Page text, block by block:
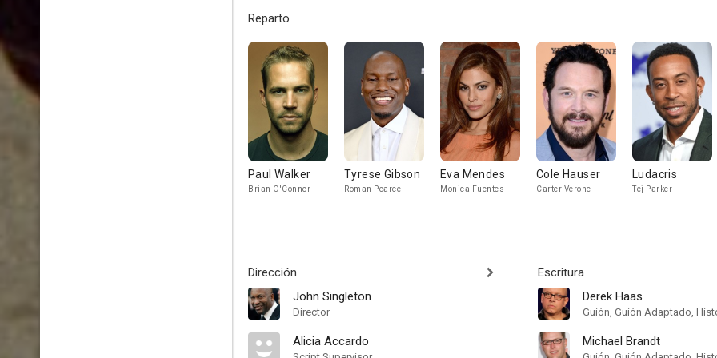
Reparto
Paul Walker
Brian O'Conner
Tyrese Gibson
Roman Pearce
Eva Mendes
Monica Fuentes
Cole Hauser
Carter Verone
Ludacris
Tej Parker
Dirección
John Singleton
Director
Alicia Accardo
Escritura
Derek Haas
Guión, Guión Adaptado,
Michael Brandt